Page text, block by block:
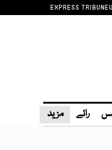
EXPRESS TRIBUNE
رائے مزید